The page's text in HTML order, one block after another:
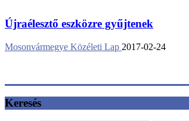
Újraélesztő eszközre gyűjtenek
Mosonvármegye Közéleti Lap 2017-02-24
Keresés